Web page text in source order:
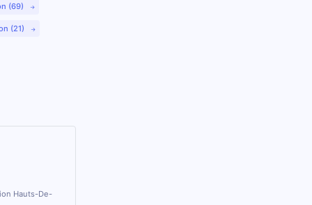
(69)
(21)
Hauts-De-